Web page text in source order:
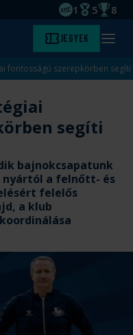
EHF
1
Magyar
5 8
Jegyek Menü
fontosságú szerepkörben
segíti
bajnokcsapatunk
nyártól a felnőtt- és
felelős
a klub